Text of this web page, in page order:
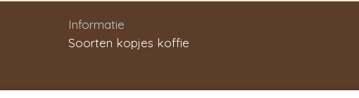
Informatie
Soorten kopjes koffie